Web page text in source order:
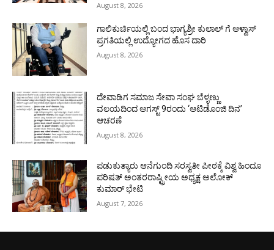
August 8, 2026
ಗಾಲಿಕುರ್ಚಿಯಲ್ಲಿ ಬಂದ ಭಾಗ್ಯಶ್ರೀ ಕುಲಾಲ್ ಗೆ ಆಳ್ವಾಸ್
ಪ್ರಗತಿಯಲ್ಲಿ ಉದ್ಯೋಗದ ಹೊಸ ದಾರಿ
August 8, 2026
ದೇವಾಡಿಗ ಸಮಾಜ ಸೇವಾ ಸಂಘ ಬೆಳ್ಳಣ್ಣು
ವಲಯದಿಂದ ಆಗಸ್ಟ್ 9ರಂದು ‘ಆಟಿಡೊಂಜಿ ದಿನ’
ಆಚರಣೆ
August 8, 2026
ಪಡುಕುತ್ಯಾರು ಆನೆಗುಂದಿ ಸರಸ್ವತೀ ಪೀಠಕ್ಕೆ ವಿಶ್ವ ಹಿಂದೂ
ಪರಿಷತ್ ಅಂತರರಾಷ್ಟ್ರೀಯ ಅಧ್ಯಕ್ಷ ಅಲೋಕ್
ಕುಮಾರ್ ಭೇಟಿ
August 7, 2026